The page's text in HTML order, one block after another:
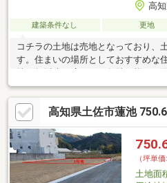
高
建築条件なし 更地
コチラの土地は売地となっており、
す。住まいの場所としておすすめな
高知県土佐市蓮池
（坪単価
土地面